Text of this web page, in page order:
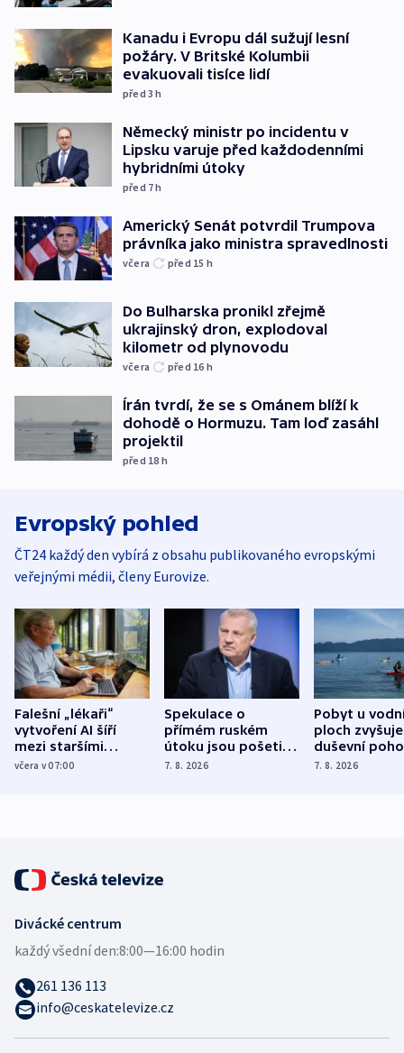
Kanadu i Evropu dál sužují lesní
požáry. V Britské Kolumbii
evakuovali tisíce lidí
před 3h
Německý ministr po incidentu v
Lipsku varuje před každodenními
hybridními útoky
před 7h
Americký Senát potvrdil Trumpova
právníka jako ministra spravedlnosti
včera před 15 h
Do Bulharska pronikl zřejmě
ukrajinský dron, explodoval
kilometr od plynovodu
včera před 16 h
Írán tvrdí, že se s Ománem blíží k
dohodě o Hormuzu. Tam loď zasáhl
projektil
před 18 h
Evropský pohled
ČT24 každý den vybírá z obsahu publikovaného evropskými
veřejnými médii, členy Eurovize.
Falešní „lékaři“
vytvoření AI šíří
mezi staršími
Poláky nebezpečné
včera v 07:00
Spekulace o
přímém ruském
útoku jsou pošetilé,
míní estonský
7. 8. 2026
Pobyt u
ploch zvyšuje
duševní
ukázala
7. 8. 2026
Divácké centrum
každý všední den:8:00—16:00 hodin
261 136 113
info@ceskatelevize.cz